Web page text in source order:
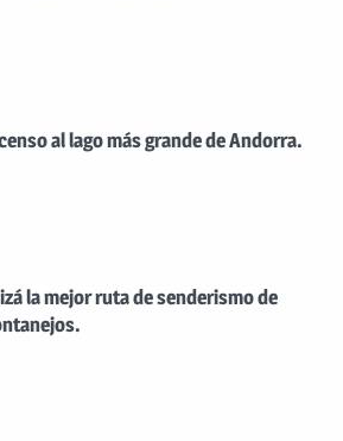
al lago más grande de Andorra.
la mejor ruta de senderismo de